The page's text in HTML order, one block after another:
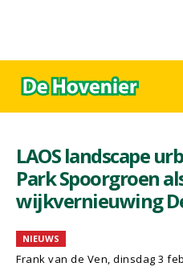
LAOS landscape
Park Spoorgroen
wijkvernieuwing
NIEUWS
Frank van de Ven, dinsdag 3